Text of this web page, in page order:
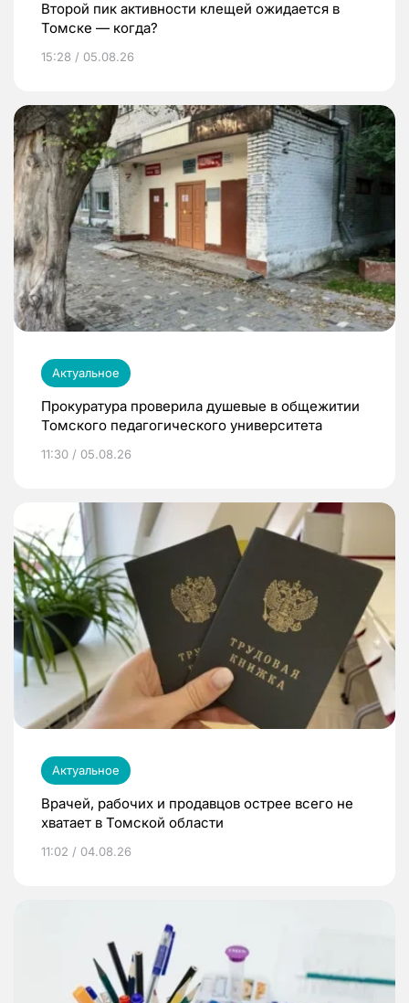
Второй пик активности клещей ожидается в
Томске — когда?
15:28 / 05.08.26
Актуальное
Прокуратура проверила душевые в общежитии
Томского педагогического университета
11:30 / 05.08.26
Актуальное
Врачей, рабочих и продавцов острее всего не
хватает в Томской области
11:02 / 04.08.26